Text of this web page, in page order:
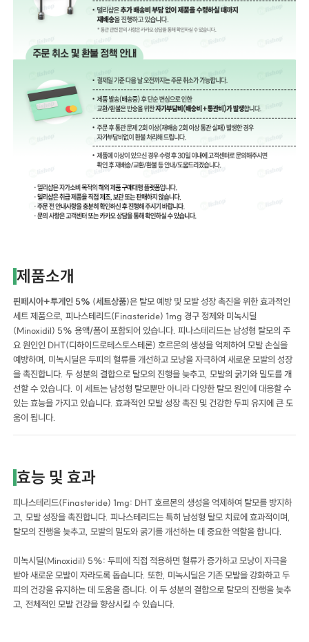
제품소개
핀페시아+투게인 5% (세트상품)은 탈모 예방 및 모발 성장 촉진을 위한 효과적인
세트 제품으로, 피나스테리드(Finasteride) 1mg 경구 정제와 미녹시딜
(Minoxidil) 5% 용액/폼이 포함되어 있습니다. 피나스테리드는 남성형 탈모의 주
요 원인인 DHT(디하이드로테스토스테론) 호르몬의 생성을 억제하여 모발 손실을
예방하며, 미녹시딜은 두피의 혈류를 개선하고 모낭을 자극하여 새로운 모발의 성장
을 촉진합니다. 두 성분의 결합으로 탈모의 진행을 늦추고, 모발의 굵기와 밀도를 개
선할 수 있습니다. 이 세트는 남성형 탈모뿐만 아니라 다양한 탈모 원인에 대응할 수
있는 효능을 가지고 있습니다. 효과적인 모발 성장 촉진 및 건강한 두피 유지에 큰 도
움이 됩니다.
효능 및 효과
피나스테리드(Finasteride) 1mg: DHT 호르몬의 생성을 억제하여 탈모를 방지하
고, 모발 성장을 촉진합니다. 피나스테리드는 특히 남성형 탈모 치료에 효과적이며,
탈모의 진행을 늦추고, 모발의 밀도와 굵기를 개선하는 데 중요한 역할을 합니다.
미녹시딜(Minoxidil) 5%: 두피에 직접 적용하면 혈류가 증가하고 모낭이 자극을
받아 새로운 모발이 자라도록 돕습니다. 또한, 미녹시딜은 기존 모발을 강화하고 두
피의 건강을 유지하는 데 도움을 줍니다. 이 두 성분의 결합으로 탈모의 진행을 늦추
고, 전체적인 모발 건강을 향상시킬 수 있습니다.